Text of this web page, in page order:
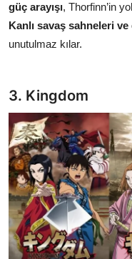
güç arayışı, Thorfinn’in
Kanlı savaş sahneleri
unutulmaz kılar.
3. Kingdom